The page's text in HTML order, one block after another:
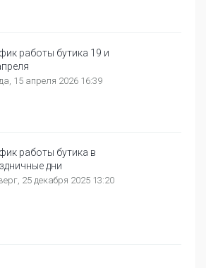
работы бутика 19 и
15 апреля 2026 16:39
работы бутика в
дни
25 декабря 2025 13:20